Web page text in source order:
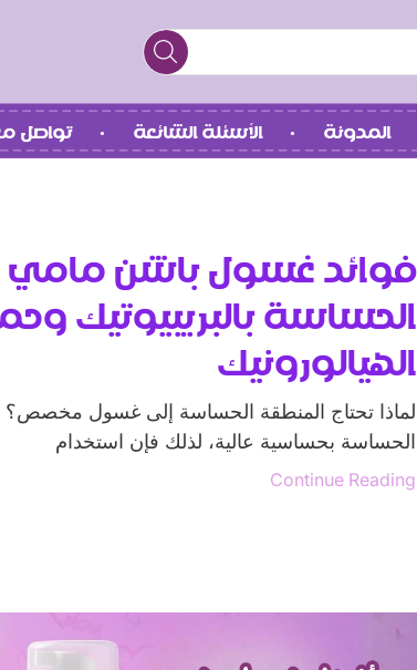
المدونة الأسئلة الشائعة تواصل
فوائد غسول باشن مامي
الحساسة بالبريبيوتيك
الهيالورونيك
لماذا تحتاج المنطقة الحساسة إلى غسول مخصص؟
الحساسة بحساسية عالية، لذلك فإن استخدام
Continue Reading